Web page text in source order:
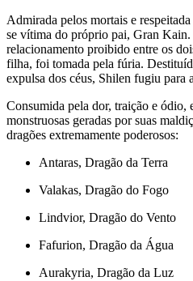
Admirada pelos mortais e
se vítima do próprio pai, Gran
relacionamento proibido entre os
filha, foi tomada pela fúria.
expulsa dos céus, Shilen fugiu para
Consumida pela dor, traição e ódio,
monstruosas geradas por suas
dragões extremamente poderosos:
Antaras, Dragão da Terra
Valakas, Dragão do Fogo
Lindvior, Dragão do Vento
Fafurion, Dragão da Água
Aurakyria, Dragão da Luz